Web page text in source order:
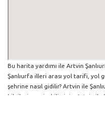
Bu harita yardımı ile Artvin
Şanlıurfa illeri arası yol tarifi, yol
şehrine nasıl gidilir? Artvin ile
bilgilerine erişebilirsiniz. Artvin ile